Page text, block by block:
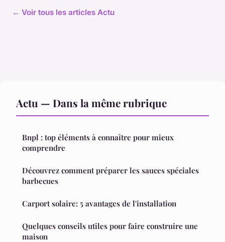
← Voir tous les articles Actu
Actu — Dans la même rubrique
Bnpl : top éléments à connaître pour mieux
comprendre
Découvrez comment préparer les sauces spéciales
barbecues
Carport solaire: 5 avantages de l'installation
Quelques conseils utiles pour faire construire une
maison